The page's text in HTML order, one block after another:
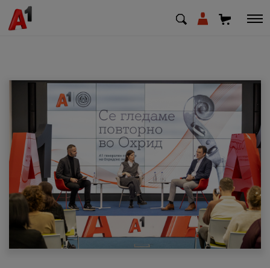
МК SQ
Приватни Деловни
Поддршка
Надополни кредит